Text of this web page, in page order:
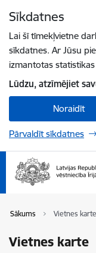
Sīkdatnes
Lai šī tīmekļvietne
sīkdatnes. Ar Jūsu
izmantotas
Lūdzu, atzīmējiet
Noraidīt
Pārvaldīt sīkdatnes
Sākums Vietnes karte
Vietnes karte